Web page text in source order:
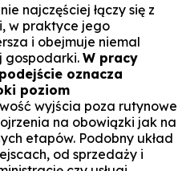
najczęściej łączy się z
w praktyce jego
i obejmuje niemal
gospodarki. W pracy
oznacza
poziom
wyjścia poza rutynowe
na obowiązki jak na
etapów. Podobny układ
od sprzedaży i